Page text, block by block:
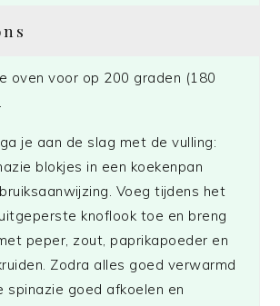
oven voor op 200 graden (180
je aan de slag met de vulling:
blokjes in een koekenpan
Voeg tijdens het
knoflook toe en breng
peper, zout, paprikapoeder en
Zodra alles goed verwarmd
spinazie goed afkoelen en